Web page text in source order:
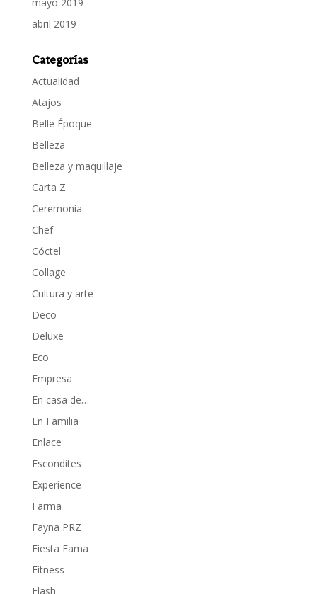
mayo 2019
abril 2019
Categorías
Actualidad
Atajos
Belle Époque
Belleza
Belleza y maquillaje
Carta Z
Ceremonia
Chef
Cóctel
Collage
Cultura y arte
Deco
Deluxe
Eco
Empresa
En casa de…
En Familia
Enlace
Escondites
Experience
Farma
Fayna PRZ
Fiesta Fama
Fitness
Flash